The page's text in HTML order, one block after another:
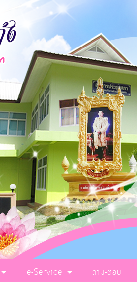
e-Service ถาม-ตอบ